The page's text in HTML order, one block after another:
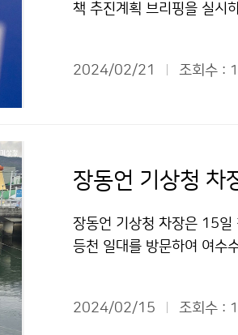
책 추진계획 브리핑을 실시
2024/02/21 조회수 :
장동언 기상청 차
장동언 기상청 차장은 15일
등천 일대를 방문하여 여수
2024/02/15 조회수 :